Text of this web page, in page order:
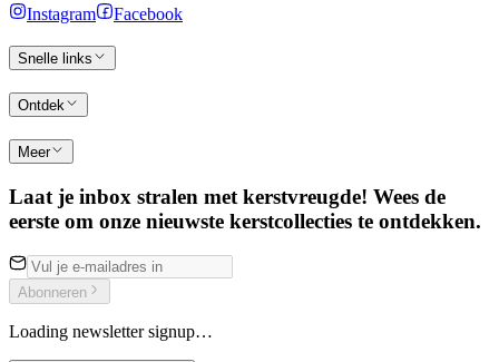
Instagram Facebook
Snelle links
Ontdek
Meer
Laat je inbox stralen met kerstvreugde! Wees de
eerste om onze nieuwste kerstcollecties te ontdekken.
Abonneren
Loading newsletter signup…